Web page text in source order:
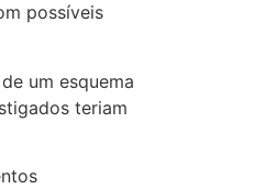
possíveis
um esquema
teriam